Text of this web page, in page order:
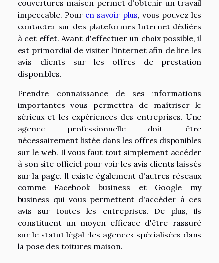
couvertures maison permet d'obtenir un travail
impeccable. Pour en savoir plus, vous pouvez les
contacter sur des plateformes Internet dédiées
à cet effet. Avant d'effectuer un choix possible, il
est primordial de visiter l'internet afin de lire les
avis clients sur les offres de prestation
disponibles.
Prendre connaissance de ses informations
importantes vous permettra de maîtriser le
sérieux et les expériences des entreprises. Une
agence professionnelle doit être
nécessairement listée dans les offres disponibles
sur le web. Il vous faut tout simplement accéder
à son site officiel pour voir les avis clients laissés
sur la page. Il existe également d'autres réseaux
comme Facebook business et Google my
business qui vous permettent d'accéder à ces
avis sur toutes les entreprises. De plus, ils
constituent un moyen efficace d'être rassuré
sur le statut légal des agences spécialisées dans
la pose des toitures maison.